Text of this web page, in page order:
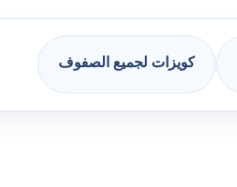
كويزات لجميع الصفوف